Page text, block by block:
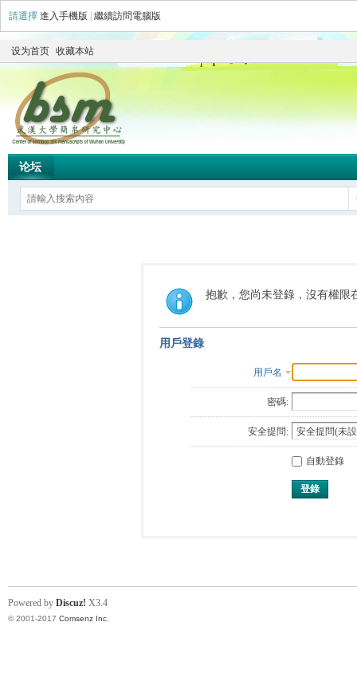
請選擇 進入手機版 繼續訪問電腦版
设为首页 收藏本站
论坛
抱歉，您尚未登錄，沒有權限
用戶登錄
用戶名
密碼:
安全提問:
自動登錄
登錄
Powered by Discuz! X3.4
© 2001-2017 Comsenz Inc.